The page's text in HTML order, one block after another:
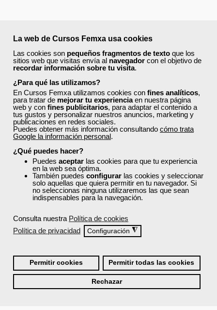
La web de Cursos Femxa usa cookies
Las cookies son pequeños fragmentos de texto que los
sitios web que visitas envía al navegador con el objetivo de
recordar información sobre tu visita.
¿Para qué las utilizamos?
En Cursos Femxa utilizamos cookies con fines analíticos,
para tratar de mejorar tu experienciaen nuestra página
web y con fines publicitarios, para adaptar el contenido a
tus gustos y personalizar nuestros anuncios, marketing y
publicaciones en redes sociales.
Puedes obtener más información consultando cómo trata
Google la información personal.
¿Qué puedes hacer?
Puedes aceptar las cookies para que tu experiencia
en la web sea óptima.
También puedes configurar las cookies y seleccionar
solo aquellas que quiera permitir en tu navegador. Si
no seleccionas ninguna utilizaremos las que sean
indispensables para la navegación.
Consulta nuestra Política de cookies
Política de privacidad
Configuración ◮
Permitir cookies Permitir todas las cookies
Rechazar